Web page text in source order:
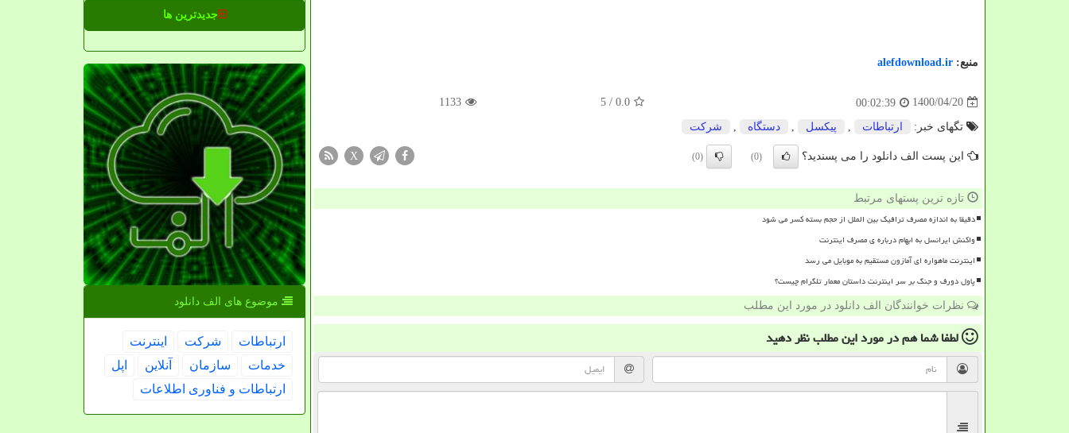
منبع: alefdownload.ir
1400/04/20
00:02:39
0.0
/ 5
1133
تگهای خبر: ارتباطات پیكسل دستگاه شركت
این پست الف دانلود را می پسندید؟ (0)
(0)
X
تازه ترین پستهای مرتبط
دقیقا به اندازه مصرف ترافیک بین الملل از حجم بسته کسر می شود
واکنش ایرانسل به ابهام درباره ی مصرف اینترنت
اینترنت ماهواره ای آمازون مستقیم به موبایل می رسد
پاول دورف و جنگ بر سر اینترنت داستان معمار تلگرام چیست؟
نظرات خوانندگان الف دانلود در مورد این مطلب
لطفا شما همدر مورد این مطلبنظر دهید
جدیدترین ها
موضوع های الف دانلود
ارتباطات شركت
اینترنت
خدمات
سازمان آنلاین
اپل
ارتباطات و فناوری اطلاعات